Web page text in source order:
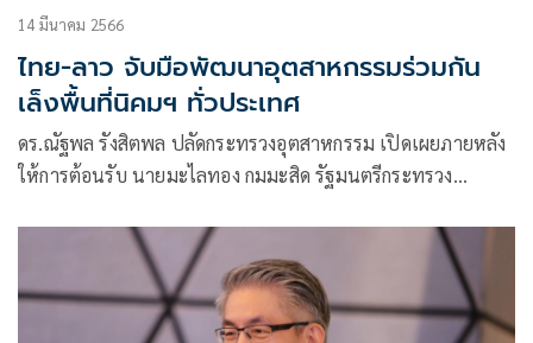
14 มีนาคม 2566
ไทย-ลาว จับมือพัฒนาอุตสาหกรรมร่วมกัน
เล็งพื้นที่นิคมฯ ทั่วประเทศ
ดร.ณัฐพล รังสิตพล ปลัดกระทรวงอุตสาหกรรม เปิดเผยภายหลัง
ให้การต้อนรับ นายมะไลทอง กมมะสิด รัฐมนตรีกระทรวง